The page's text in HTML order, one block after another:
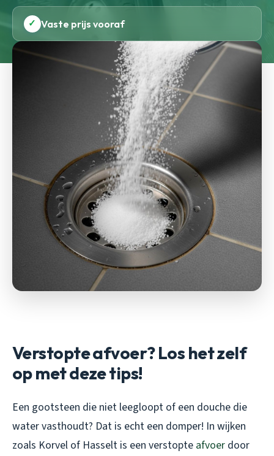
✓ Vaste prijs vooraf
Verstopte afvoer? Los het zelf
op met deze tips!
Een gootsteen die niet leegloopt of een douche die
water vasthoudt? Dat is echt een domper! In wijken
zoals Korvel of Hasselt is een verstopte afvoer door